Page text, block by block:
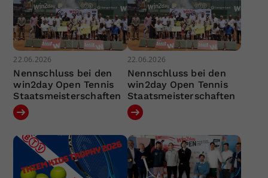
22.06.2026
Nennschluss bei den
win2day Open Tennis
Staatsmeisterschaften
22.06.2026
Nennschluss bei den
win2day Open Tennis
Staatsmeisterschaften